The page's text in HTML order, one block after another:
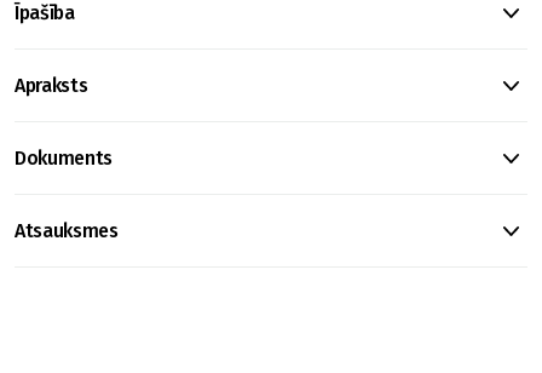
Īpašība
Apraksts
Dokuments
Atsauksmes